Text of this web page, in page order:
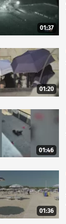
01:37
01:20
01:46
01:36